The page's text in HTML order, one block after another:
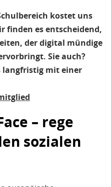
kostet uns
finden es entscheidend,
der digital mündige
Sie auch?
langfristig mit einer
– rege
sozialen